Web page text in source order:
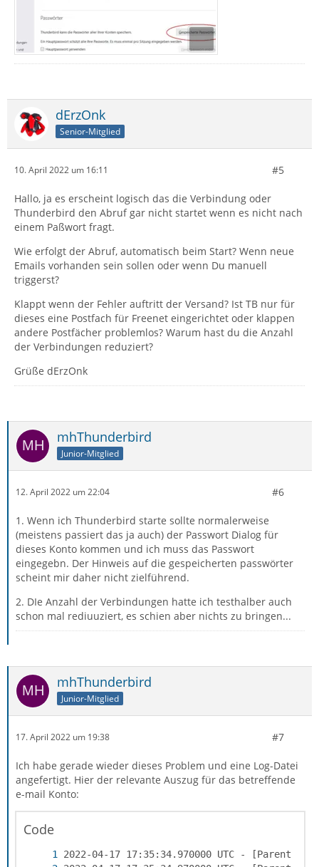
dErzOnk
Senior-Mitglied
10. April 2022 um 16:11 #5
Hallo, ja es erscheint logisch das die Verbindung oder
Thunderbird den Abruf gar nicht startet wenn es nicht nach
einem Paßwort fragt.
Wie erfolgt der Abruf, automatisch beim Start? Wenn neue
Emails vorhanden sein sollen oder wenn Du manuell
triggerst?
Klappt wenn der Fehler auftritt der Versand? Ist TB nur für
dieses eine Postfach für Freenet eingerichtet oder klappen
andere Postfächer problemlos? Warum hast du die Anzahl
der Verbindungen reduziert?
Grüße dErzOnk
mhThunderbird
Junior-Mitglied
12. April 2022 um 22:04 #6
1. Wenn ich Thunderbird starte sollte normalerweise
(meistens passiert das ja auch) der Passwort Dialog für
dieses Konto kommen und ich muss das Passwort
eingegebn. Der Hinweis auf die gespeicherten passwörter
scheint mir daher nicht zielführend.
2. DIe Anzahl der Verbindungen hatte ich testhalber auch
schon mal rediuuziert, es schien aber nichts zu bringen...
mhThunderbird
Junior-Mitglied
17. April 2022 um 19:38 #7
Ich habe gerade wieder dieses Problem und eine Log-Datei
angefertigt. Hier der relevante Auszug für das betreffende
e-mail Konto:
Code